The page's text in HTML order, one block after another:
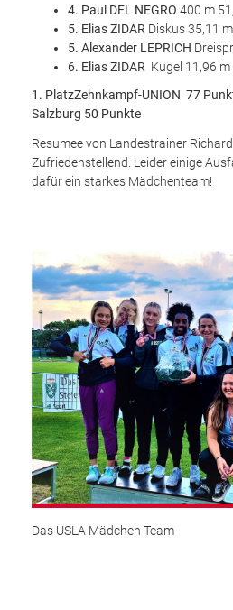
4. Paul DEL NEGRO 400 m
5. Elias ZIDAR Diskus 35,11
5. Alexander LEPRICH
6. Elias ZIDAR Kugel 11,96 m
1. PlatzZehnkampf-UNION 77
Salzburg 50 Punkte
Resumee von Landestrainer
Zufriedenstellend. Leider einige
dafür ein starkes Mädchenteam!
Das USLA Mädchen Team